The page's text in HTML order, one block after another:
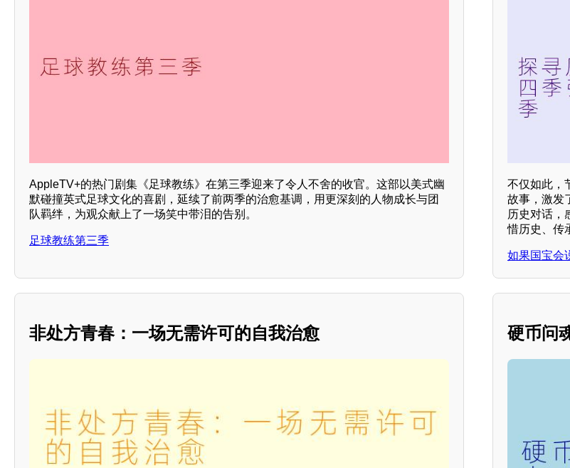
AppleTV+的热门剧集《足球教练》在第三季迎来了令人不舍的收官。这部以美式幽
默碰撞英式足球文化的喜剧，延续了前两季的治愈基调，用更深刻的人物成长与团
队羁绊，为观众献上了一场笑中带泪的告别。
足球教练第三季
不仅如此，
故事，激发
历史对话，
惜历史、传
如果国宝会
非处方青春：一场无需许可的自我治愈 硬币问